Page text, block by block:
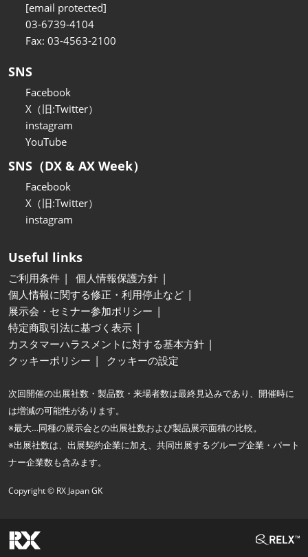
[email protected]
03-6739-4104
Fax: 03-4563-2100
SNS
Facebook
X（旧:Twitter）
instagram
YouTube
SNS（DX & AX Week）
Facebook
X（旧:Twitter）
instagram
Useful links
ご利用条件
個人情報保護方針
個人情報に関する修正・利用停止など
展示会・セミナー参加ポリシー
特定商取引法に基づく表示
カスタマーハラスメントに対する基本方針
クッキーポリシー
クッキーの設定
次回開催の出展社数・製品数・来場者数は最終見込みであり、開催時に
は増減の可能性があります。
※最大…同種の展示会との出展社数および製品展示面積の比較。
※出展社数は、出展契約企業に加え、共同出展するグループ企業・パート
ナー企業数も含みます。
Copyright © RX Japan GK